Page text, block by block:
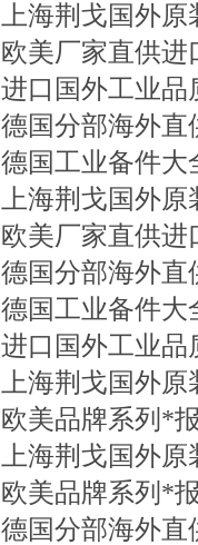
上海荆戈国外
欧美厂家直供进
进口国外工业品
德国分部海外直
德国工业备件大
上海荆戈国外
欧美厂家直供进
德国分部海外直
德国工业备件大
进口国外工业品
上海荆戈国外
欧美品牌系列*
上海荆戈国外
欧美品牌系列*
德国分部海外直